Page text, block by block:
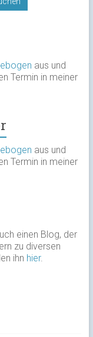
aus und
Termin in meiner
aus und
Termin in meiner
einen Blog, der
zu diversen
ihn hier.